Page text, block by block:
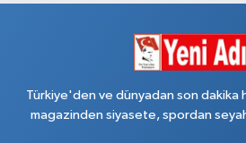
Türkiye'den ve dünyadan son dakika
magazinden siyasete, spordan